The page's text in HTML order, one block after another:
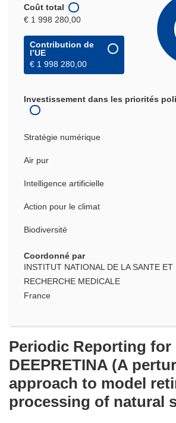
Coût total
€ 1 998 280,00
Contribution de
l’UE
€ 1 998 280,00
Investissement dans les priorités
Stratégie numérique
Air pur
Intelligence artificielle
Action pour le climat
Biodiversité
Coordonné par
INSTITUT NATIONAL DE LA SANTE ET
RECHERCHE MEDICALE
France
Periodic Reporting for
DEEPRETINA (A
approach to model
processing of natural